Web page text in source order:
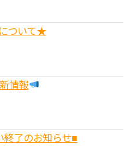
ついて★
情報
終了のお知らせ■